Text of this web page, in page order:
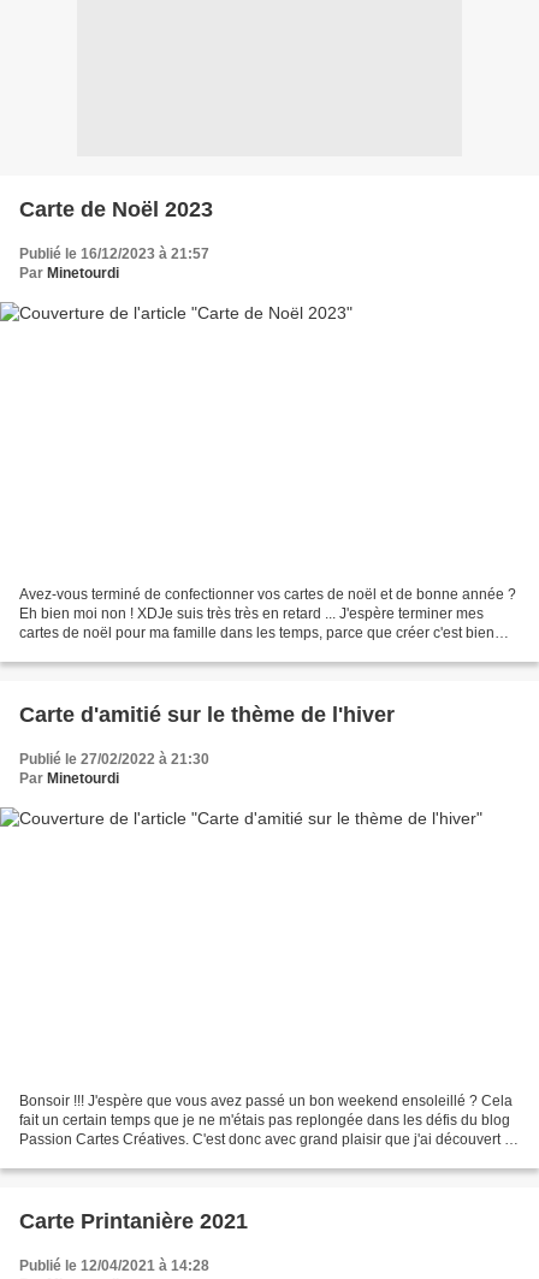
Carte de Noël 2023
Publié le 16/12/2023 à 21:57
Par Minetourdi
Avez-vous terminé de confectionner vos cartes de noël et de bonne année ?
Eh bien moi non ! XDJe suis très très en retard ... J'espère terminer mes
cartes de noël pour ma famille dans les temps, parce que créer c'est bien
Carte d'amitié sur le thème de l'hiver
Publié le 27/02/2022 à 21:30
Par Minetourdi
Bonsoir !!! J'espère que vous avez passé un bon weekend ensoleillé ? Cela
fait un certain temps que je ne m'étais pas replongée dans les défis du blog
Passion Cartes Créatives. C'est donc avec grand plaisir que j'ai découvert la
Carte Printanière 2021
Publié le 12/04/2021 à 14:28